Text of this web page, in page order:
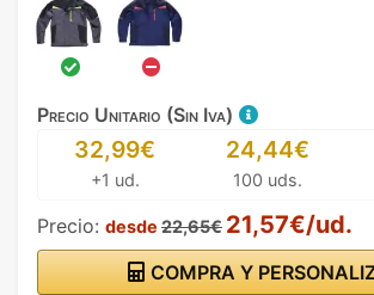
Precio Unitario (Sin Iva)
32,99€
+1 ud.
24,44€
100 uds.
Precio: desde 22,65€ 21,57€/ud.
COMPRA Y